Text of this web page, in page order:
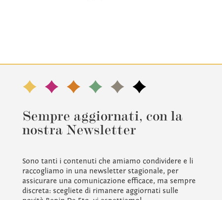
Sempre aggiornati, con la
nostra Newsletter
Sono tanti i contenuti che amiamo condividere e li
raccogliamo in una newsletter stagionale, per
assicurare una comunicazione efficace, ma sempre
discreta: scegliete di rimanere aggiornati sulle